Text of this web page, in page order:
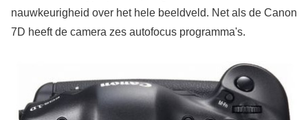
nauwkeurigheid over het hele beeldveld. Net als de Canon
7D heeft de camera zes autofocus programma's.